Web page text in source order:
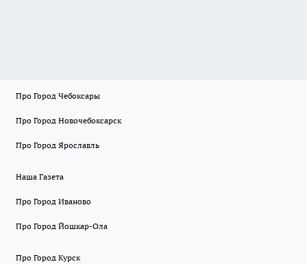
Про Город Чебоксары
Про Город Новочебоксарск
Про Город Ярославль
Наша Газета
Про Город Иваново
Про Город Йошкар-Ола
Про Город Курск